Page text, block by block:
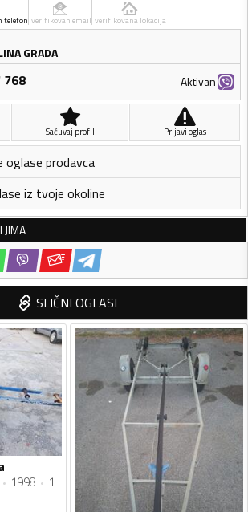
telefon verifikovan email verifikovana lokacija
GRADA
768 Aktivan
Sačuvaj profil Prijavi oglas
oglase prodavca
iz tvoje okoline
SLIČNI OGLASI
1998 1